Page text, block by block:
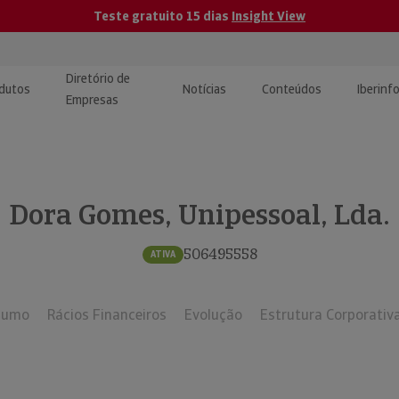
Teste gratuito 15 dias Insight View
e Monitorização de
Diretório de
Empresas
Notícias Conteúdos
| Estudos e
Dora Gomes, Unipessoal, Lda.
ATIVA 506495558
Rácios Financeiros Evolução Estrutura Corporativa